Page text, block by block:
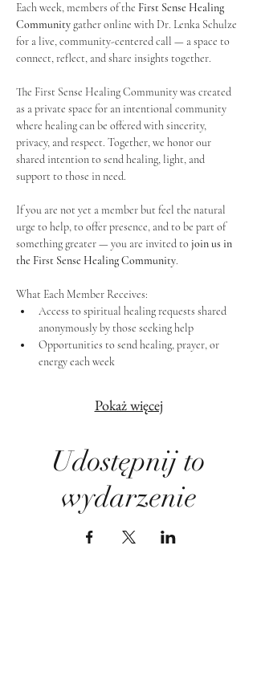
Each week, members of the First Sense Healing
Community gather online with Dr. Lenka Schulze
for a live, community-centered call — a space to
connect, reflect, and share insights together.
The First Sense Healing Community was created
as a private space for an intentional community
where healing can be offered with sincerity,
privacy, and respect. Together, we honor our
shared intention to send healing, light, and
support to those in need.
If you are not yet a member but feel the natural
urge to help, to offer presence, and to be part of
something greater — you are invited to join us in
the First Sense Healing Community.
What Each Member Receives:
Access to spiritual healing requests shared
anonymously by those seeking help
Opportunities to send healing, prayer, or
energy each week
Pokaż więcej
Udostępnij to
wydarzenie